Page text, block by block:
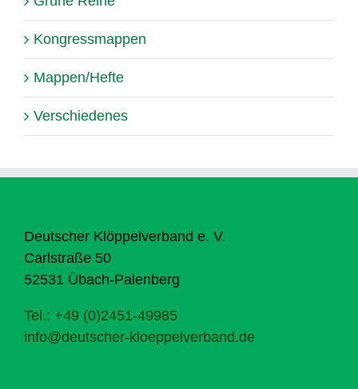
Kongressmappen
Mappen/Hefte
Verschiedenes
Deutscher Klöppelverband e. V.
Carlstraße 50
52531 Übach-Palenberg
Tel.: +49 (0)2451-49985
info@deutscher-kloeppelverband.de